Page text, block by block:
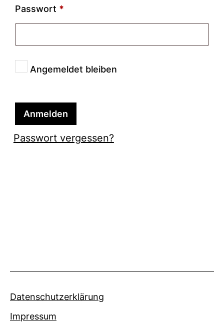
Passwort *Erforderlich
Angemeldet bleiben
Anmelden
Passwort vergessen?
Datenschutzerklärung
Impressum